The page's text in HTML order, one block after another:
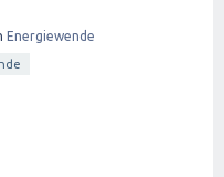
Energiewende